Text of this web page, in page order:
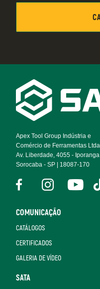
Footer
Navigation
Apex Tool Group Indústria e
Comércio de Ferramentas Ltda.
Av. Liberdade, 4055 - Iporanga
Sorocaba - SP | 18087-170
COMUNICAÇÃO
CATÁLOGOS
CERTIFICADOS
GALERIA DE VÍDEO
SATA